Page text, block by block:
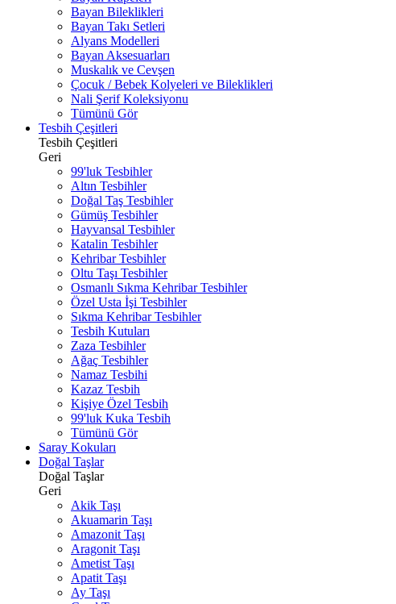
Bayan Bileklikleri
Bayan Takı Setleri
Alyans Modelleri
Bayan Aksesuarları
Muskalık ve Cevşen
Çocuk / Bebek Kolyeleri ve Bileklikleri
Nali Şerif Koleksiyonu
Tümünü Gör
Tesbih Çeşitleri
Tesbih Çeşitleri
Geri
99'luk Tesbihler
Altın Tesbihler
Doğal Taş Tesbihler
Gümüş Tesbihler
Hayvansal Tesbihler
Katalin Tesbihler
Kehribar Tesbihler
Oltu Taşı Tesbihler
Osmanlı Sıkma Kehribar Tesbihler
Özel Usta İşi Tesbihler
Sıkma Kehribar Tesbihler
Tesbih Kutuları
Zaza Tesbihler
Ağaç Tesbihler
Namaz Tesbihi
Kazaz Tesbih
Kişiye Özel Tesbih
99'luk Kuka Tesbih
Tümünü Gör
Saray Kokuları
Doğal Taşlar
Doğal Taşlar
Geri
Akik Taşı
Akuamarin Taşı
Amazonit Taşı
Aragonit Taşı
Ametist Taşı
Apatit Taşı
Ay Taşı